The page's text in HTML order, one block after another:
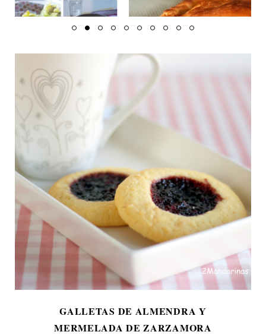
GALLETAS DE ALMENDRA Y
MERMELADA DE ZARZAMORA